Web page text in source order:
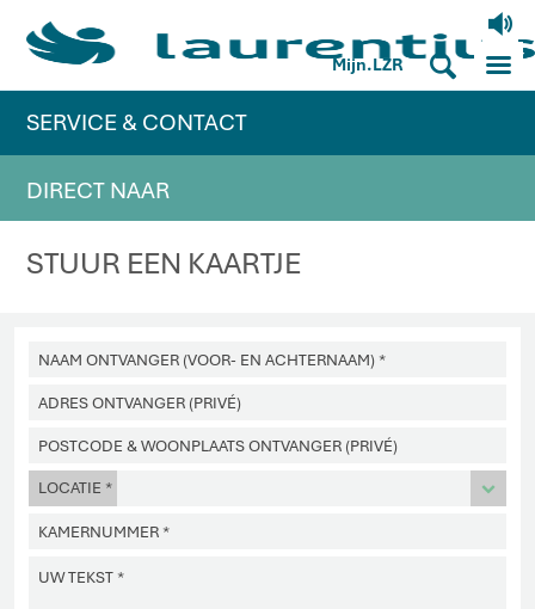
V
Mijn.LZR S M
SERVICE & CONTACT
DIRECT NAAR
STUUR EEN KAARTJE
LOCATIE * d